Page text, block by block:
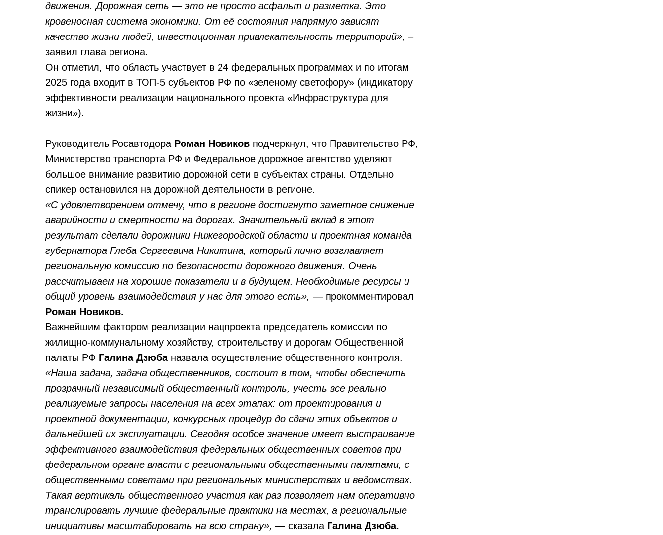
движения. Дорожная сеть — это не просто асфальт и разметка. Это
кровеносная система экономики. От её состояния напрямую зависят
качество жизни людей, инвестиционная привлекательность территорий», –
заявил глава региона.
Он отметил, что область участвует в 24 федеральных программах и по итогам
2025 года входит в ТОП-5 субъектов РФ по «зеленому светофору» (индикатору
эффективности реализации национального проекта «Инфраструктура для
жизни»).
Руководитель Росавтодора Роман Новиков подчеркнул, что Правительство РФ,
Министерство транспорта РФ и Федеральное дорожное агентство уделяют
большое внимание развитию дорожной сети в субъектах страны. Отдельно
спикер остановился на дорожной деятельности в регионе.
«С удовлетворением отмечу, что в регионе достигнуто заметное снижение
аварийности и смертности на дорогах. Значительный вклад в этот
результат сделали дорожники Нижегородской области и проектная команда
губернатора Глеба Сергеевича Никитина, который лично возглавляет
региональную комиссию по безопасности дорожного движения. Очень
рассчитываем на хорошие показатели и в будущем. Необходимые ресурсы и
общий уровень взаимодействия у нас для этого есть», — прокомментировал
Роман Новиков.
Важнейшим фактором реализации нацпроекта председатель комиссии по
жилищно-коммунальному хозяйству, строительству и дорогам Общественной
палаты РФ Галина Дзюбаназвала осуществление общественного контроля.
«Наша задача, задача общественников, состоит в том, чтобы обеспечить
прозрачный независимый общественный контроль, учесть все реально
реализуемые запросы населения на всех этапах: от проектирования и
проектной документации, конкурсных процедур до сдачи этих объектов и
дальнейшей их эксплуатации. Сегодня особое значение имеет выстраивание
эффективного взаимодействия федеральных общественных советов при
федеральном органе власти с региональными общественными палатами, с
общественными советами при региональных министерствах и ведомствах.
Такая вертикаль общественного участия как раз позволяет нам оперативно
транслировать лучшие федеральные практики на местах, а региональные
инициативы масштабировать на всю страну», — сказала Галина Дзюба.